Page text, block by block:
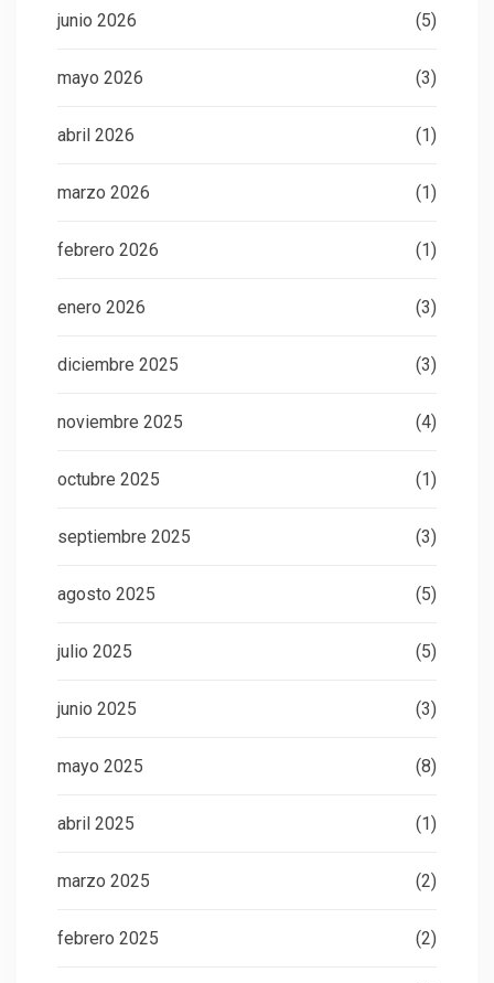
junio 2026 (5)
mayo 2026 (3)
abril 2026 (1)
marzo 2026 (1)
febrero 2026 (1)
enero 2026 (3)
diciembre 2025 (3)
noviembre 2025 (4)
octubre 2025 (1)
septiembre 2025 (3)
agosto 2025 (5)
julio 2025 (5)
junio 2025 (3)
mayo 2025 (8)
abril 2025 (1)
marzo 2025 (2)
febrero 2025 (2)